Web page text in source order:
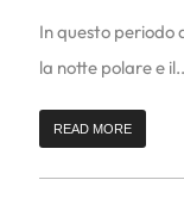
In questo periodo
la notte polare e
READ MORE